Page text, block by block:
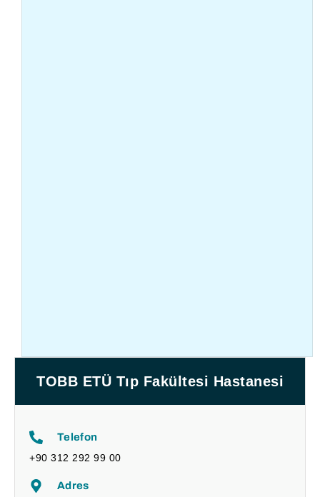
TOBB ETÜ Tıp Fakültesi Hastanesi
Telefon
+90 312 292 99 00
Adres